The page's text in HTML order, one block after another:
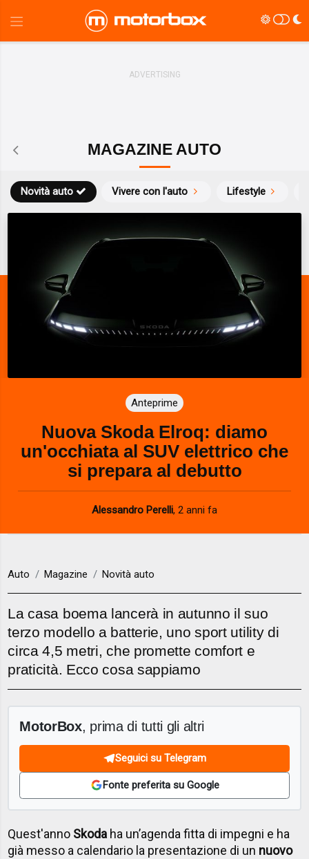
MAGAZINE AUTO
Novità auto Vivere con l'auto Lifestyle
Anteprime
Nuova Skoda Elroq: diamo
un'occhiata al SUV elettrico che
si prepara al debutto
Alessandro Perelli, 2 anni fa
Auto Magazine Novità auto
La casa boema lancerà in autunno il suo
terzo modello a batterie, uno sport utility di
circa 4,5 metri, che promette comfort e
praticità. Ecco cosa sappiamo
MotorBox, prima di tutti gli altri
Seguici su Telegram
Fonte preferita su Google
Quest'anno Skoda ha un’agenda fitta di impegni e ha
già messo a calendario la presentazione di un nuovo